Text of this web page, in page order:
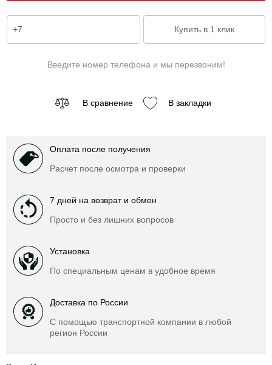
Введите номер телефона и мы перезвоним!
В сравнение В закладки
Оплата после получения
Расчет после осмотра и проверки
7 дней на возврат и обмен
Просто и без лишних вопросов
Установка
По специальным ценам в удобное время
Доставка по России
С помощью транспортной компании в любой
регион России